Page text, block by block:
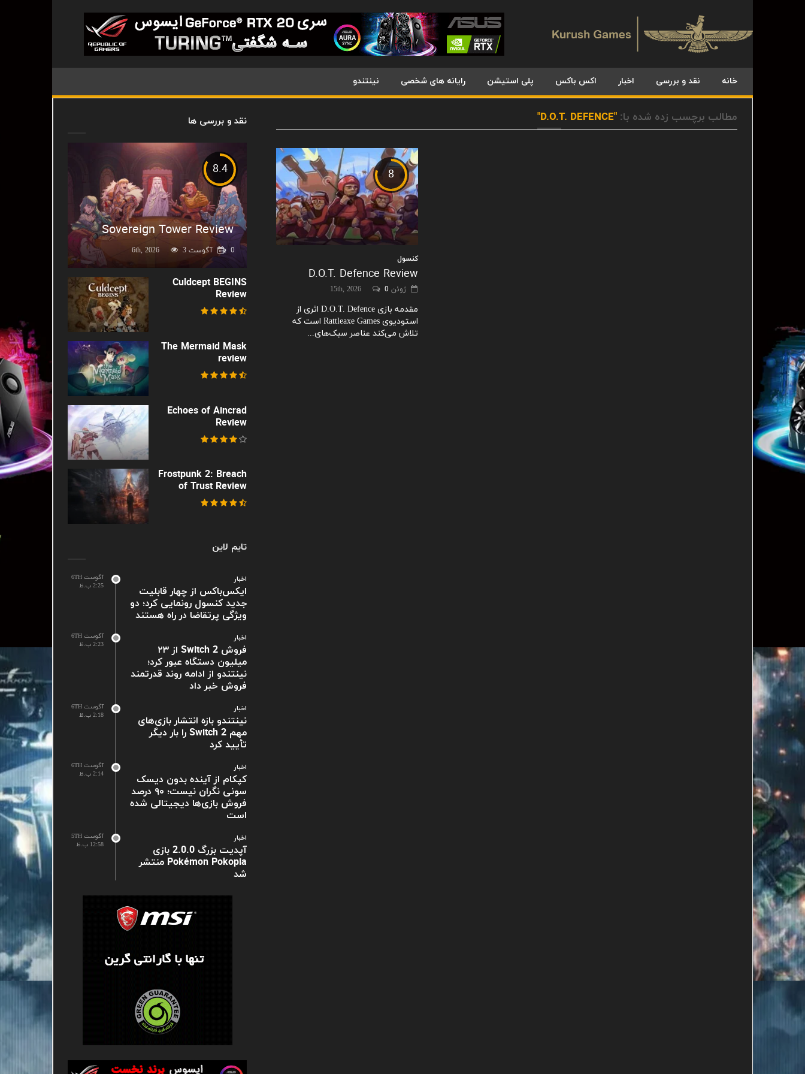
خانه نقد و بررسی اخبار اکس باکس پلی استیشن رایانه های شخصی نینتندو
مطالب برچسب زده شده با: "D.O.T. DEFENCE"
8
کنسول
D.O.T. Defence Review
ژوئن 15th, 2026 0
مقدمه بازی D.O.T. Defence اثری از
استودیوی Rattleaxe Games است که
تلاش می‌کند عناصر سبک‌های...
نقد و بررسی ها
8.4
Sovereign Tower Review
آگوست 6th, 2026 3 0
Culdcept BEGINS
Review
The Mermaid Mask
review
Echoes of Aincrad
Review
Frostpunk 2: Breach
of Trust Review
تایم لاین
آگوست 6TH
2:25 ب.ظ
اخبار
ایکس‌باکس از چهار قابلیت
جدید کنسول رونمایی کرد؛ دو
ویژگی پرتقاضا در راه هستند
آگوست 6TH
2:23 ب.ظ
اخبار
فروش Switch 2 از ۲۳
میلیون دستگاه عبور کرد؛
نینتندو از ادامه روند قدرتمند
فروش خبر داد
آگوست 6TH
2:18 ب.ظ
اخبار
نینتندو بازه انتشار بازی‌های
مهم Switch 2 را بار دیگر
تأیید کرد
آگوست 6TH
2:14 ب.ظ
اخبار
کپکام از آینده بدون دیسک
سونی نگران نیست؛ ۹۰ درصد
فروش بازی‌ها دیجیتالی شده
است
آگوست 5TH
12:58 ب.ظ
اخبار
آپدیت بزرگ 2.0.0 بازی
Pokémon Pokopia منتشر
شد